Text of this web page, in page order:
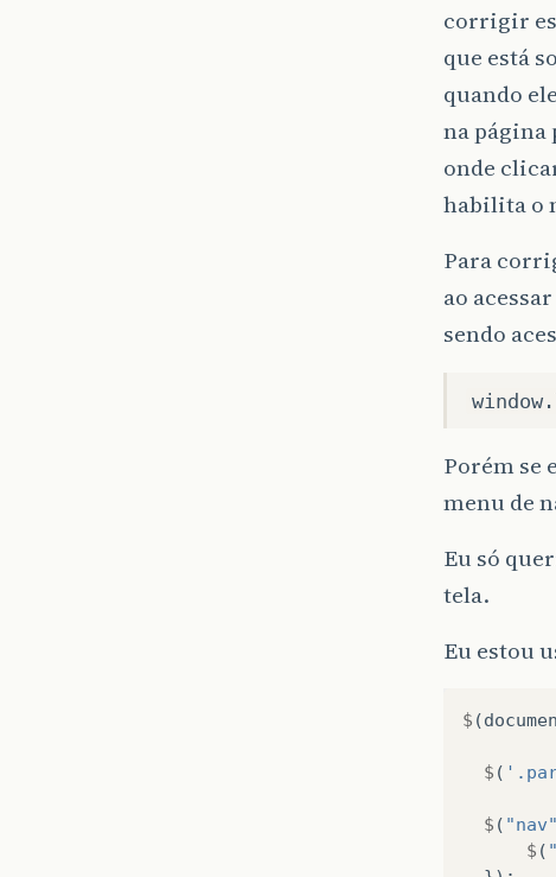
corrigir
que está
quando
na página
onde
habilita o
Para
ao
sendo
Porém se
menu de
Eu só
tela.
Eu estou
$ (
$ (
$ ( "nav"
$ (